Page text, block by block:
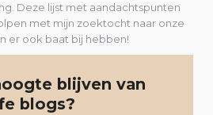
Deze lijst met aandachtspunten
met mijn zoektocht naar onze
er ook baat bij hebben!
blijven van
blogs?